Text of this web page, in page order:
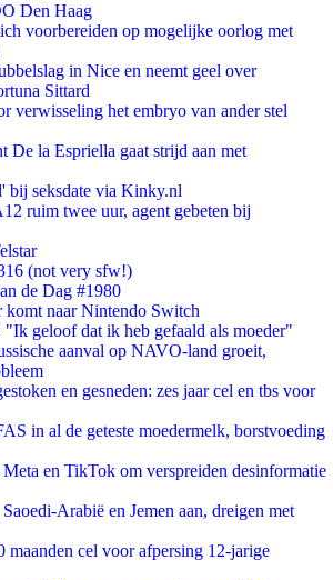
Den Haag
voorbereiden op mogelijke oorlog met
in Nice en neemt geel over
Sittard
verwisseling het embryo van ander stel
De la Espriella gaat strijd aan met
bij seksdate via Kinky.nl
ruim twee uur, agent gebeten bij
(not very sfw!)
de Dag #1980
komt naar Nintendo Switch
"Ik geloof dat ik heb gefaald als moeder"
aanval op NAVO-land groeit,
en gesneden: zes jaar cel en tbs voor
in al de geteste moedermelk, borstvoeding
en TikTok om verspreiden desinformatie
Arabië en Jemen aan, dreigen met
cel voor afpersing 12-jarige